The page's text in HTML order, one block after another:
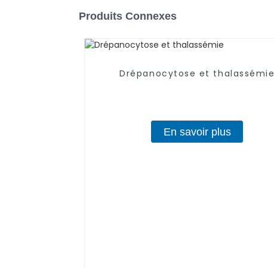
Produits Connexes
Drépanocytose et thalassémie
En savoir plus